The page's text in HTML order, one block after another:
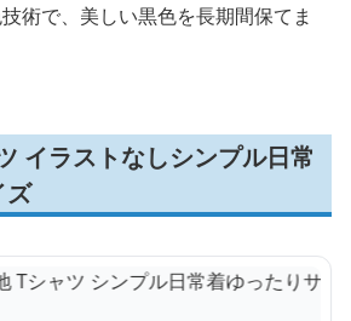
術で、美しい黒色を長期間保てま
イラストなしシンプル日常
ズ